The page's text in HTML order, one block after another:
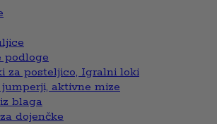
podloge
za posteljico, Igralni loki
jumperji, aktivne mize
blaga
dojenčke